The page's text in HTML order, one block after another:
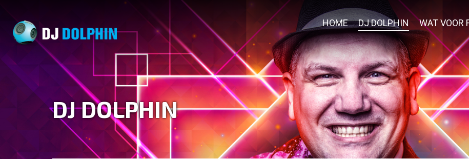
HOME DJ DOLPHIN WAT VOOR
DJ DOLPHIN